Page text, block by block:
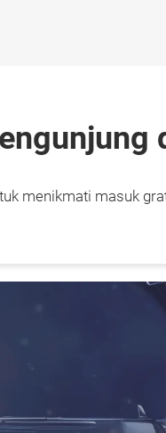
menikmati masuk
2026